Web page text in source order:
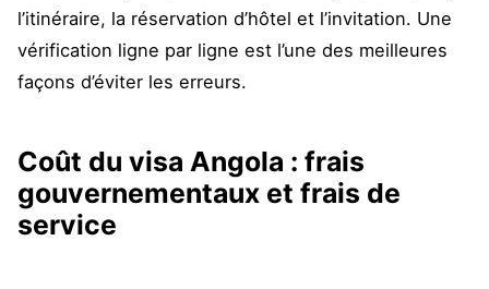
l’itinéraire, la réservation d’hôtel et l’invitation. Une
vérification ligne par ligne est l’une des meilleures
façons d’éviter les erreurs.
Coût du visa Angola : frais
gouvernementaux et frais de
service